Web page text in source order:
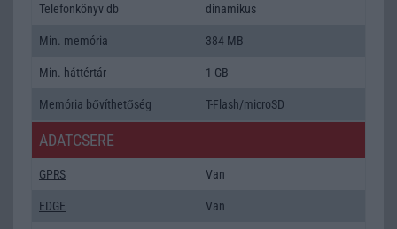
Telefonkönyv db dinamikus
Min. memória 384 MB
Min. háttértár 1 GB
Memória bővíthetőség T-Flash/microSD
ADATCSERE
GPRS Van
EDGE Van